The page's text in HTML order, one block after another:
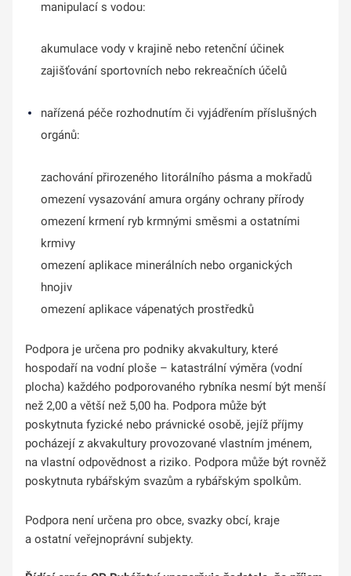
manipulací s vodou:
akumulace vody v krajině nebo retenční účinek
zajišťování sportovních nebo rekreačních účelů
nařízená péče rozhodnutím či vyjádřením příslušných
orgánů:
zachování přirozeného litorálního pásma a mokřadů
omezení vysazování amura orgány ochrany přírody
omezení krmení ryb krmnými směsmi a ostatními
krmivy
omezení aplikace minerálních nebo organických
hnojiv
omezení aplikace vápenatých prostředků
Podpora je určena pro podniky akvakultury, které
hospodaří na vodní ploše – katastrální výměra (vodní
plocha) každého podporovaného rybníka nesmí být menší
než 2,00 a větší než 5,00 ha. Podpora může být
poskytnuta fyzické nebo právnické osobě, jejíž příjmy
pocházejí z akvakultury provozované vlastním jménem,
na vlastní odpovědnost a riziko. Podpora může být rovněž
poskytnuta rybářským svazům a rybářským spolkům.
Podpora není určena pro obce, svazky obcí, kraje
a ostatní veřejnoprávní subjekty.